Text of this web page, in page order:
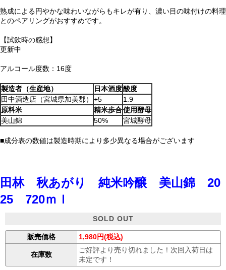
熟成による円やかな味わいながらもキレが有り、濃い目の味付けの料理
とのペアリングがおすすめです。
【試飲時の感想】
更新中
アルコール度数：16度
製造者（生産地） 日本酒度酸度
田中酒造店（宮城県加美郡）
+5
1.9
原料米
精米歩合使用酵母
美山錦
50% 宮城酵母
■成分表の数値は製造時期により多少異なる場合がございます
田林 秋あがり 純米吟醸 美山錦 20
25 720ｍｌ
SOLD OUT
販売価格 1,980円(税込)
在庫数
ご好評より売り切れました！次回入荷日は
未定です！